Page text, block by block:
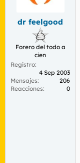
e
a
i
dr feelgood
Forero del todo a
cien
Registro
4 Sep 2003
Mensajes
206
Reacciones
0